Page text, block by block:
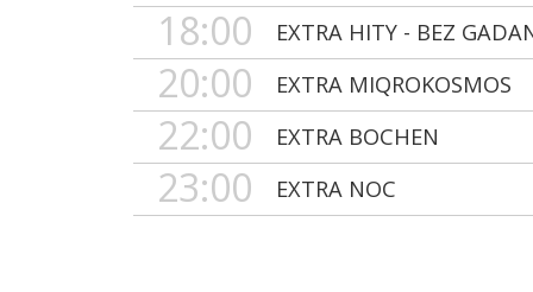
18:00
EXTRA HITY - BEZ
20:00 EXTRA MIQROKOSMOS
22:00 EXTRA BOCHEN
23:00 EXTRA NOC